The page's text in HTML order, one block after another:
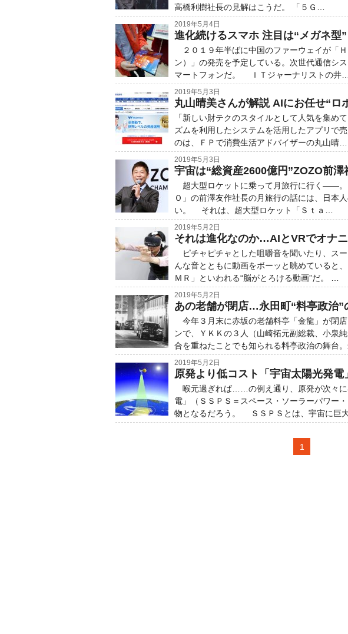
高橋利樹社長の見解はこうだ。 「５Ｇ…
2019年5月4日
進化続けるスマホ 注目は“メガネ型
２０１９年半ばに中国のファーウェイが
ン）」の発売を予定している。次世代通信シ
マートフォンだ。 ＩＴジャーナリストの井…
2019年5月3日
丸山晴美さんが解説 AIにお任せ“ロ
「新しい財テクのスタイルとして人気を集め
ズムを利用したシステムを活用したアプリ
のは、ＦＰで消費生活アドバイザーの丸山晴…
2019年5月3日
宇宙は“総資産2600億円”ZOZO前澤
超大型ロケットに乗って月旅行に行く――
Ｏ」の前澤友作社長の月旅行の話には、日本
い。 それは、超大型ロケット「Ｓｔａ…
2019年5月2日
それは進化なのか…AIとVRでオナ
ピチャピチャとした咀嚼音を聞いたり、ス
んな音とともに動画をボーッと眺めていると
ＭＲ」といわれる“脳がとろける動画”だ。 …
2019年5月2日
あの老舗が閉店…永田町“料亭政治”
今年３月末に赤坂の老舗料亭「金龍」が閉
ンで、ＹＫＫの３人（山崎拓元副総裁、小泉
合を重ねたことでも知られる料亭政治の舞台
2019年5月2日
原発より低コスト「宇宙太陽光発
喉元過ぎれば……の例え通り、原発が次々に
電」（ＳＳＰＳ＝スペース・ソーラーパワー
物となるだろう。 ＳＳＰＳとは、宇宙に巨
1